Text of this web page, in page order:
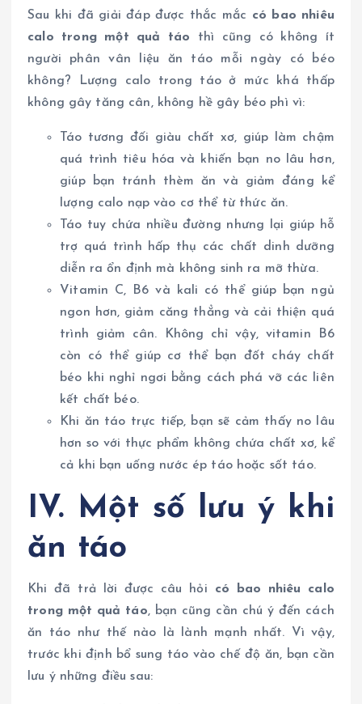
Sau khi đã giải đáp được thắc mắc có bao nhiêu
calo trong một quả táo thì cũng có không ít
người phân vân liệu ăn táo mỗi ngày có béo
không? Lượng calo trong táo ở mức khá thấp
không gây tăng cân, không hề gây béo phì vì:
Táo tương đối giàu chất xơ, giúp làm chậm
quá trình tiêu hóa và khiến bạn no lâu hơn,
giúp bạn tránh thèm ăn và giảm đáng kể
lượng calo nạp vào cơ thể từ thức ăn.
Táo tuy chứa nhiều đường nhưng lại giúp hỗ
trợ quá trình hấp thụ các chất dinh dưỡng
diễn ra ổn định mà không sinh ra mỡ thừa.
Vitamin C, B6 và kali có thể giúp bạn ngủ
ngon hơn, giảm căng thẳng và cải thiện quá
trình giảm cân. Không chỉ vậy, vitamin B6
còn có thể giúp cơ thể bạn đốt cháy chất
béo khi nghỉ ngơi bằng cách phá vỡ các liên
kết chất béo.
Khi ăn táo trực tiếp, bạn sẽ cảm thấy no lâu
hơn so với thực phẩm không chứa chất xơ, kể
cả khi bạn uống nước ép táo hoặc sốt táo.
IV. Một số lưu ý khi
ăn táo
Khi đã trả lời được câu hỏi có bao nhiêu calo
trong một quả táo, bạn cũng cần chú ý đến cách
ăn táo như thế nào là lành mạnh nhất. Vì vậy,
trước khi định bổ sung táo vào chế độ ăn, bạn cần
lưu ý những điều sau: